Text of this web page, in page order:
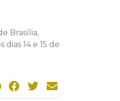
Brasília,
14 e 15 de